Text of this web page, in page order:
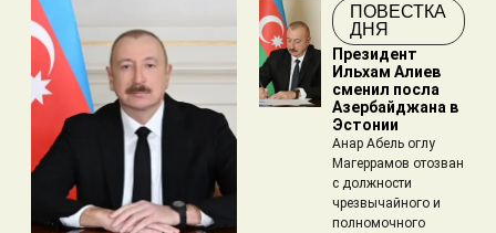
ПОВЕСТКА
ДНЯ
Президент
Ильхам Алиев
сменил посла
Азербайджана в
Эстонии
Анар Абель оглу
Магеррамов отозван
с должности
чрезвычайного и
полномочного